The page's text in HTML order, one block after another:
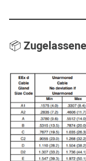
📦